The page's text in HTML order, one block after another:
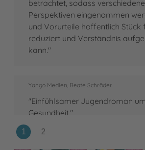
betrachtet, sodass verschiedene
Perspektiven eingenommen
und Vorurteile hoffentlich Stück
reduziert und Verständnis
kann."
Yango Medien, Beate Schräder
"Einfühlsamer Jugendroman
Gesundheit."